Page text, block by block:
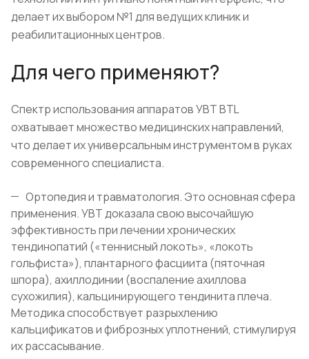
делает их выбором №1 для ведущих клиник и
реабилитационных центров.
Для чего применяют?
Спектр использования аппаратов УВТ BTL
охватывает множество медицинских направлений,
что делает их универсальным инструментом в руках
современного специалиста.
Ортопедия и травматология. Это основная сфера
применения. УВТ доказала свою высочайшую
эффективность при лечении хронических
тендинопатий («теннисный локоть», «локоть
гольфиста»), плантарного фасциита (пяточная
шпора), ахиллодинии (воспаление ахиллова
сухожилия), кальцинирующего тендинита плеча.
Методика способствует разрыхлению
кальцификатов и фиброзных уплотнений, стимулируя
их рассасывание.